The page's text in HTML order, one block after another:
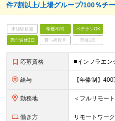
件7割以上/上場グループ/100％チ
未経験歓迎 学歴不問 ベテランOK
完全週休2日 賞与複数月 面接1回
応募資格
給与
勤務地
働き方 リモートワー